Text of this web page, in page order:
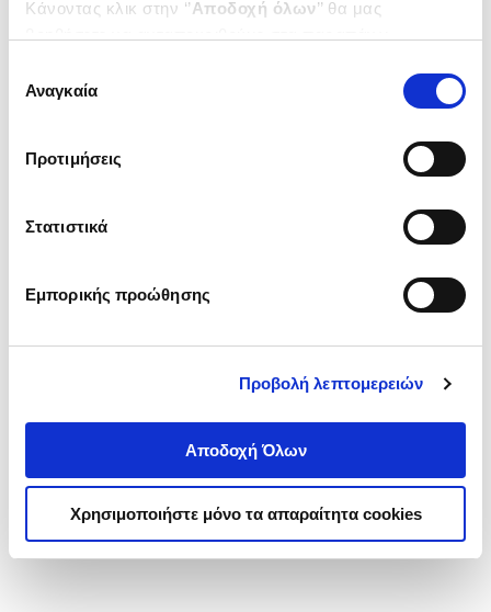
Κάνοντας κλικ στην ‘’Αποδοχή όλων’’ θα μας
ενδιαφέρουν και να επιλέξετε από τα παρακάτω με την
΄΄και να ενημερωθείτε σχετικά με
συγκατάθεσης
Αναγκαία
Προτιμήσεις
Στατιστικά
Εμπορικής προώθησης
Προβολή λεπτομερειών
Αποδοχή Όλων
Χρησιμοποιήστε μόνο τα απαραίτητα cookies